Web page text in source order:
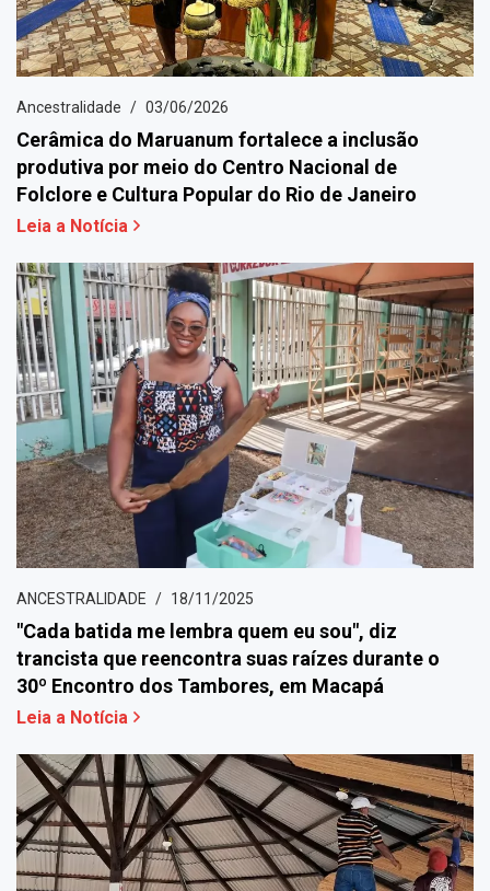
Ancestralidade 03/06/2026
Cerâmica do Maruanum fortalece a inclusão
produtiva por meio do Centro Nacional de
Folclore e Cultura Popular do Rio de Janeiro
Leia a Notícia
ANCESTRALIDADE 18/11/2025
"Cada batida me lembra quem eu sou", diz
trancista que reencontra suas raízes durante o
30º Encontro dos Tambores, em Macapá
Leia a Notícia